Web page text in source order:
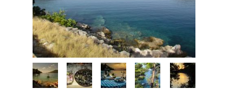
webcams
Incontra Croazia